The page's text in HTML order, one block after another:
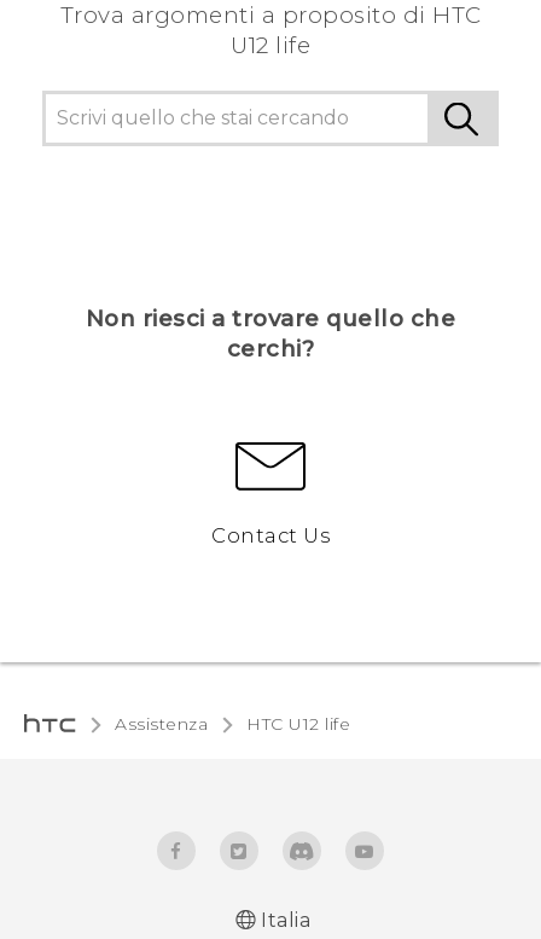
Trova argomenti a proposito di HTC
U12 life
Non riesci a trovare quello che
cerchi?
Contact Us
Assistenza HTC U12 life‎
Italia